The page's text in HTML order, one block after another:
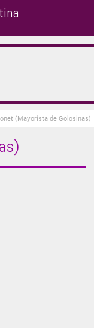
(Mayorista de Golosinas)